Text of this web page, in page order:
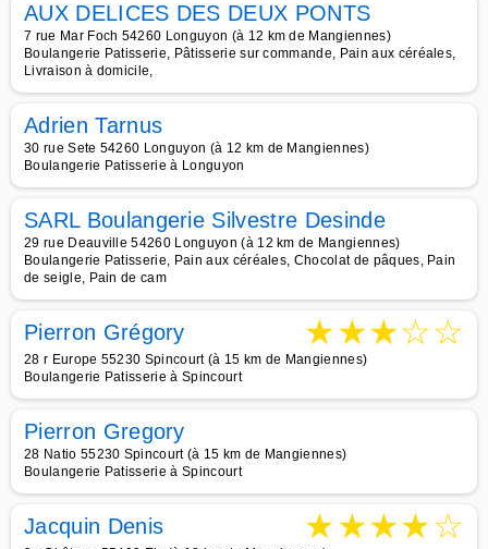
AUX DELICES DES DEUX PONTS
7 rue Mar Foch 54260 Longuyon (à 12 km de Mangiennes)
Boulangerie Patisserie, Pâtisserie sur commande, Pain aux céréales,
Livraison à domicile,
Adrien Tarnus
30 rue Sete 54260 Longuyon (à 12 km de Mangiennes)
Boulangerie Patisserie à Longuyon
SARL Boulangerie Silvestre Desinde
29 rue Deauville 54260 Longuyon (à 12 km de Mangiennes)
Boulangerie Patisserie, Pain aux céréales, Chocolat de pâques, Pain
de seigle, Pain de cam
Pierron Grégory ★★★☆☆
28 r Europe 55230 Spincourt (à 15 km de Mangiennes)
Boulangerie Patisserie à Spincourt
Pierron Gregory
28 Natio 55230 Spincourt (à 15 km de Mangiennes)
Boulangerie Patisserie à Spincourt
Jacquin Denis ★★★★☆